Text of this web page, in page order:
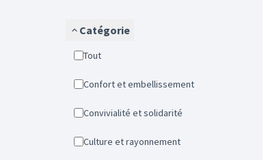
Catégorie
Tout
Confort et embellissement
Convivialité et solidarité
Culture et rayonnement